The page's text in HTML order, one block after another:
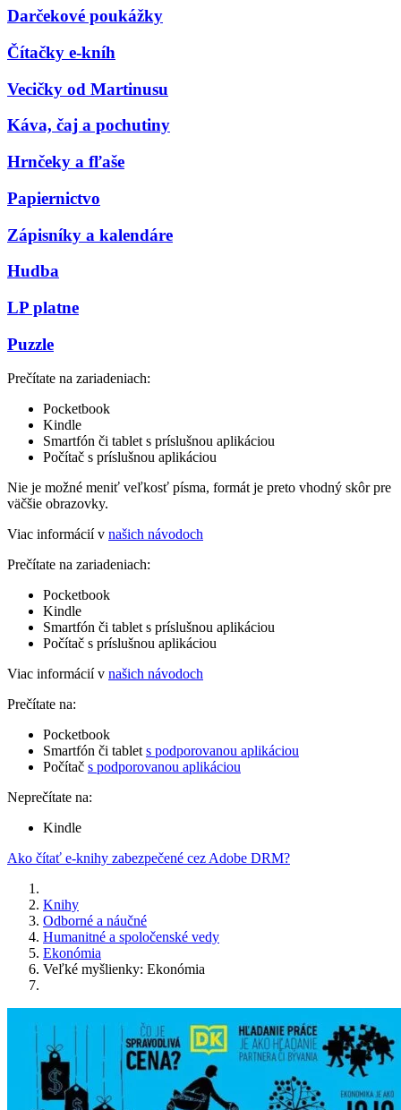
Darčekové poukážky
Čítačky e-kníh
Vecičky od Martinusu
Káva, čaj a pochutiny
Hrnčeky a fľaše
Papiernictvo
Zápisníky a kalendáre
Hudba
LP platne
Puzzle
Prečítate na zariadeniach:
Pocketbook
Kindle
Smartfón či tablet s príslušnou aplikáciou
Počítač s príslušnou aplikáciou
Nie je možné meniť veľkosť písma, formát je preto vhodný skôr pre
väčšie obrazovky.
Viac informácií v našich návodoch
Prečítate na zariadeniach:
Pocketbook
Kindle
Smartfón či tablet s príslušnou aplikáciou
Počítač s príslušnou aplikáciou
Viac informácií v našich návodoch
Prečítate na:
Pocketbook
Smartfón či tablet s podporovanou aplikáciou
Počítač s podporovanou aplikáciou
Neprečítate na:
Kindle
Ako čítať e-knihy zabezpečené cez Adobe DRM?
Knihy
Odborné a náučné
Humanitné a spoločenské vedy
Ekonómia
Veľké myšlienky: Ekonómia